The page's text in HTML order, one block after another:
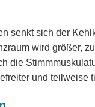
senkt sich der
wird größer,
die
und teilweise